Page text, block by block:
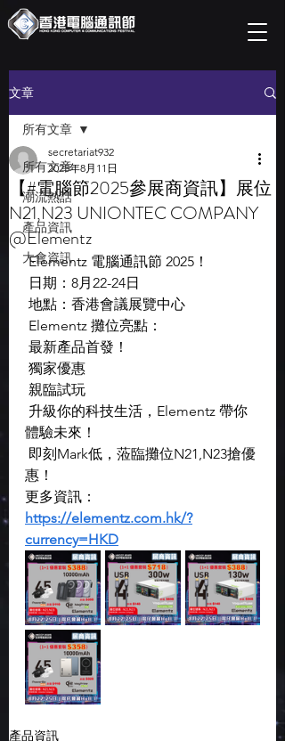
文章
所有文章
潮流熱話
產品資訊
大會資訊
所有文章
【#電腦節2025參展商資訊】展位
N21,N23 UNIONTEC COMPANY
@Elementz
secretariat932
2025年8月11日
Elementz 電腦通訊節 2025！
日期：8月22-24日
地點：香港會議展覽中心
Elementz 攤位亮點：
最新產品首發！
獨家優惠
親臨試玩
升級你的科技生活，Elementz 帶你
體驗未來！
即刻Mark低，蒞臨攤位N21,N23搶優
惠！
更多資訊：
https://elementz.com.hk/?
currency=HKD
產品資訊